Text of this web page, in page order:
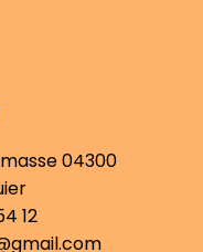
04300
12